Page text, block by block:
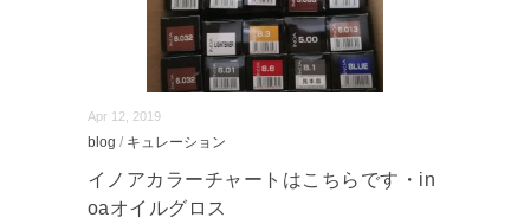
Apr 12, 2019
blog / キュレーション
イノアカラーチャートはこちらです・in
oaオイルグロス